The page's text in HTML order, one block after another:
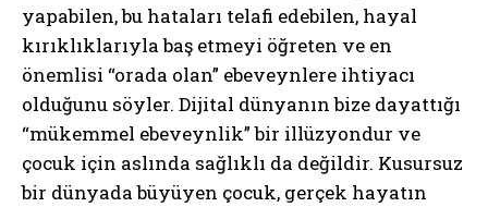
yapabilen, bu hataları telafi edebilen, hayal
kırıklıklarıyla baş etmeyi öğreten ve en
önemlisi “orada olan” ebeveynlere ihtiyacı
olduğunu söyler. Dijital dünyanın bize dayattığı
“mükemmel ebeveynlik” bir illüzyondur ve
çocuk için aslında sağlıklı da değildir. Kusursuz
bir dünyada büyüyen çocuk, gerçek hayatın